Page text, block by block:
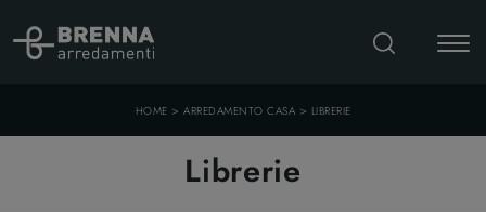
HOME > ARREDAMENTO CASA > LIBRERIE
Librerie